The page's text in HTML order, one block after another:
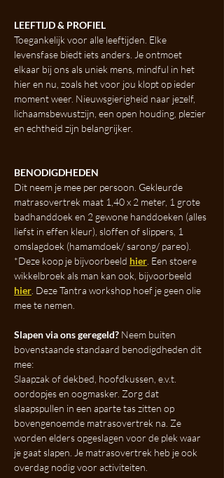
LEEFTIJD & PROFIEL
Toegankelijk voor alle leeftijden. Elke
levensfase biedt iets anders. Je ontmoet
elkaar bij ons als uniek mens, mindful in het
hier en nu, zoals het voor jou klopt op ieder
moment weer. Nieuwsgierigheid naar jezelf,
lichaamsbewustzijn, een open houding, plezier
en echtheid zijn belangrijker.
BENODIGDHEDEN
Dit neem je mee per persoon. Gekleurde
matrasovertrek maat 1,40 x 2 meter, 1 grote
badhanddoek en 2 gewone handdoeken (alles
liefst in effen kleur), sloffen of slippers, 1
omslagdoek (hamamdoek/ sarong/ pareo).
*Deze koop je bijvoorbeeld hier . Een stoere
wikkelbroek als man kan ook, bijvoorbeeld
hier . Deze Tantra workshop hoef je geen olie
mee te nemen.
Slapen via ons geregeld? Neem buiten
bovenstaande standaard benodigdheden dit
mee:
Slaapzak of dekbed, hoofdkussen, e.v.t.
oordopjes en oogmasker. Zorg dat
slaapspullen in een aparte tas zitten op
bovengenoemde matrasovertrek na. Ze
worden elders opgeslagen voor de plek waar
je gaat slapen. Je matrasovertrek heb je ook
overdag nodig voor activiteiten.